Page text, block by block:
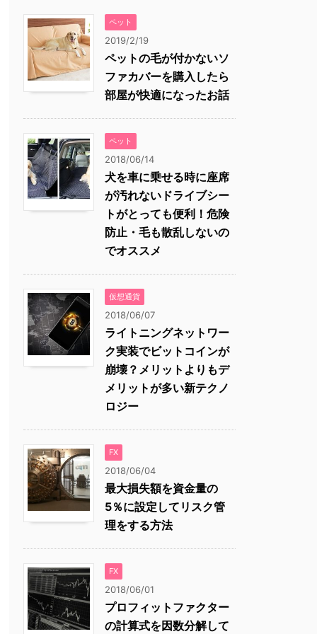
ペット
2019/2/19
ペットの毛が付かないソ
ファカバーを購入したら
部屋が快適になったお話
ペット
2018/06/14
犬を車に乗せる時に座席
が汚れないドライブシー
トがとっても便利！危険
防止・毛も散乱しないの
でオススメ
仮想通貨
2018/06/07
ライトニングネットワー
ク実装でビットコインが
崩壊？メリットよりもデ
メリットが多い新テクノ
ロジー
FX
2018/06/04
最大損失額を資金量の
5％に設定してリスク管
理をする方法
FX
2018/06/01
プロフィットファクター
の計算式を因数分解して